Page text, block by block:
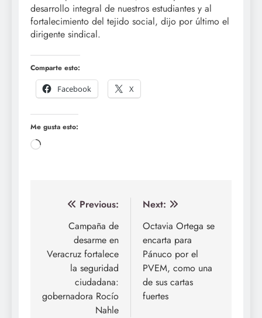
desarrollo integral de nuestros estudiantes y al
fortalecimiento del tejido social, dijo por último el
dirigente sindical.
Comparte esto:
Facebook
X
Me gusta esto:
Loading…
Navegación
entradas
Previous:
Campaña de
desarme en
Veracruz fortalece
la seguridad
ciudadana:
gobernadora Rocío
Nahle
Next:
Octavia Ortega se
encarta para
Pánuco por el
PVEM, como una
de sus cartas
fuertes